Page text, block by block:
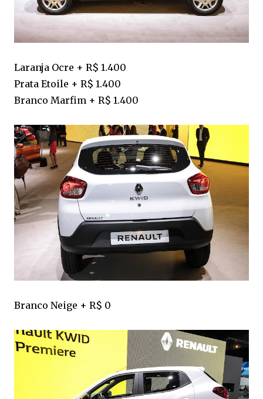
Laranja Ocre + R$ 1.400
Prata Etoile + R$ 1.400
Branco Marfim + R$ 1.400
Branco Neige + R$ 0